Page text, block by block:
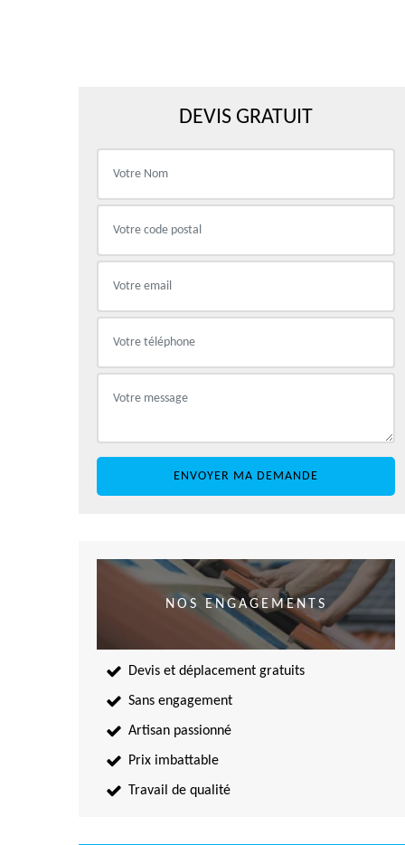
DEVIS GRATUIT
NOS ENGAGEMENTS
Devis et déplacement gratuits
Sans engagement
Artisan passionné
Prix imbattable
Travail de qualité